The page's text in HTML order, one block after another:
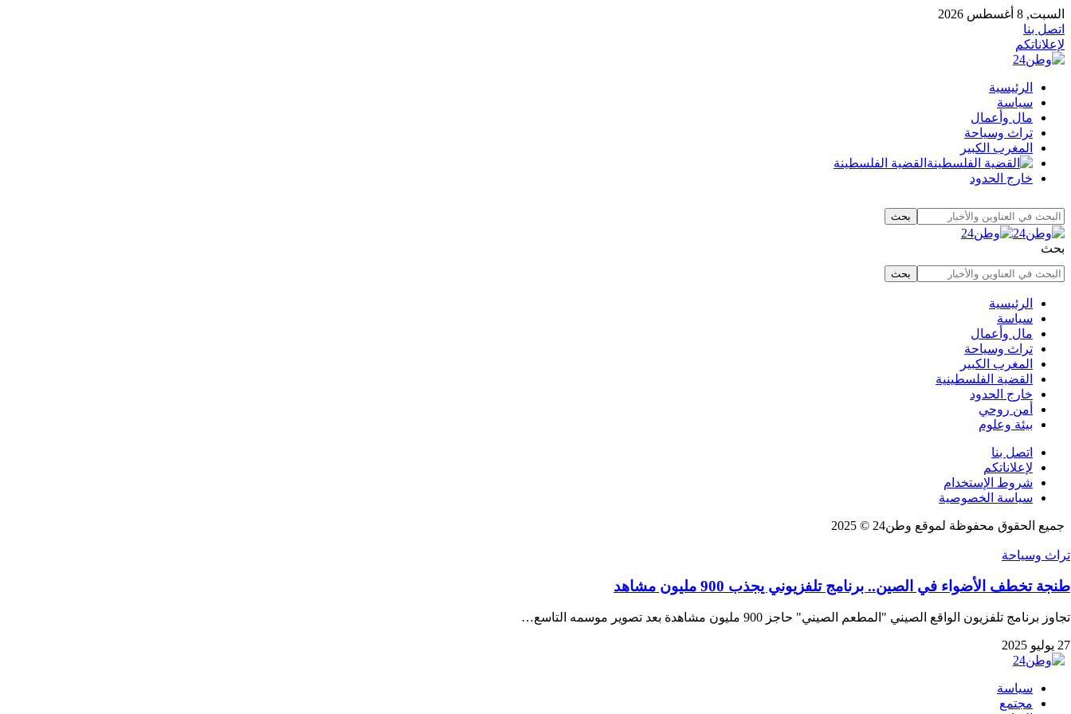
السبت, 8 أغسطس 2026
اتصل بنا
لإعلاناتكم
الرئيسية
سياسة
مال وأعمال
تراث وسياحة
المغرب الكبير
القضية الفلسطينة
خارج الحدود
بحث
الرئيسية
سياسة
مال وأعمال
تراث وسياحة
المغرب الكبير
القضية الفلسطينية
خارج الحدود
أمن روحي
بيئة وعلوم
اتصل بنا
لإعلاناتكم
شروط الإستخدام
سياسة الخصوصية
جميع الحقوق محفوظة لموقع وطن24 © 2025
تراث وسياحة
طنجة تخطف الأضواء في الصين.. برنامج تلفزيوني يجذب 900 مليون مشاهد
تجاوز برنامج تلفزيون الواقع الصيني "المطعم الصيني" حاجز 900 مليون مشاهدة بعد تصوير موسمه التاسع…
27 يوليو 2025
سياسة
مجتمع